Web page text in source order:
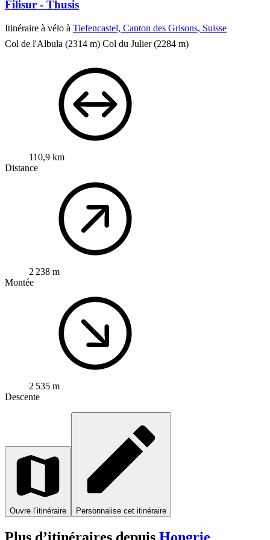
Filisur - Thusis
Itinéraire à vélo à Tiefencastel, Canton des Grisons, Suisse
Col de l'Albula (2314 m) Col du Julier (2284 m)
110,9 km
Distance
2 238 m
Montée
2 535 m
Descente
Ouvre l’itinéraire Personnalise cet itinéraire
Plus d’itinéraires depuis Hongrie